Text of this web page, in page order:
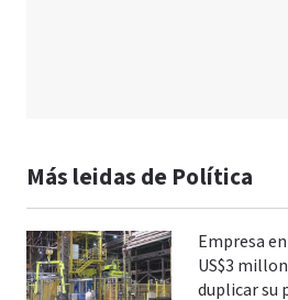
Más leidas de Política
Empresa
US$3
duplicar su